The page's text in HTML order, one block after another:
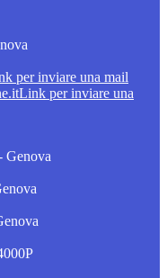
per inviare una mail
Link per inviare una
Genova